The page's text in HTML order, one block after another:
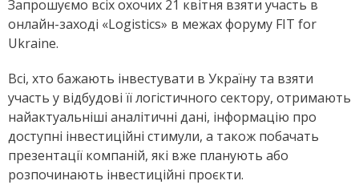
Запрошуємо всіх охочих 21 квітня взяти участь в
онлайн-заході «Logistics» в межах форуму FIT for
Ukraine.
Всі, хто бажають інвестувати в Україну та взяти
участь у відбудові її логістичного сектору, отримають
найактуальніші аналітичні дані, інформацію про
доступні інвестиційні стимули, а також побачать
презентації компаній, які вже планують або
розпочинають інвестиційні проєкти.